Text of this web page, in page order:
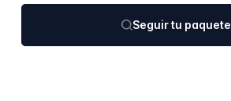
Seguir tu paquete